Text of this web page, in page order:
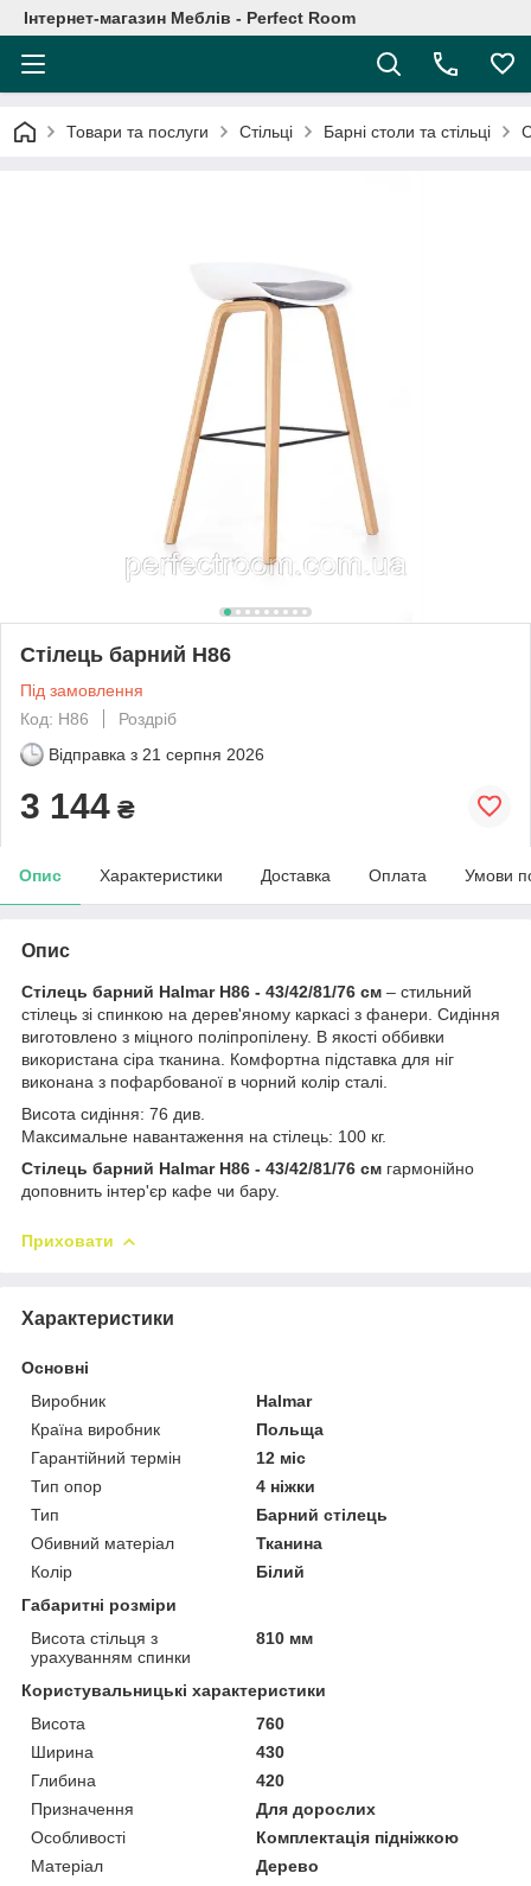
Інтернет-магазин Меблів - Perfect Room
Товари та послуги Стільці Барні столи та стільці
Стілець барний H86
Під замовлення
Код: H86
Роздріб
Відправка з 21 серпня 2026
3 144 ₴
Опис Характеристики Доставка Оплата Умови
Опис
Стілець барний Halmar H86 - 43/42/81/76 см – стильний
стілець зі спинкою на дерев'яному каркасі з фанери. Сидіння
виготовлено з міцного поліпропілену. В якості оббивки
використана сіра тканина. Комфортна підставка для ніг
виконана з пофарбованої в чорний колір сталі.
Висота сидіння: 76 див.
Максимальне навантаження на стілець: 100 кг.
Стілець барний Halmar H86 - 43/42/81/76 см гармонійно
доповнить інтер'єр кафе чи бару.
Приховати
Характеристики
Основні
Виробник
Halmar
Країна виробник
Польща
Гарантійний термін
12 міс
Тип опор
4 ніжки
Тип
Барний стілець
Обивний матеріал
Тканина
Колір
Білий
Габаритні розміри
Висота стільця з
урахуванням спинки
810 мм
Користувальницькі характеристики
Висота
760
Ширина
430
Глибина
420
Призначення
Для дорослих
Особливості
Комплектація підніжкою
Матеріал
Дерево